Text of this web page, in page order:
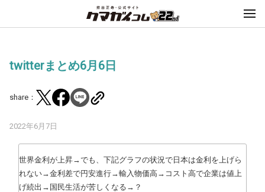
twitterまとめ6月6日
share：
2022年6月7日
世界金利が上昇→でも、下記グラフの状況で日本は金利を上げら
れない→金利差で円安進行→輸入物価高→コスト高で企業は値上
げ続出→国民生活が苦しくなる→？